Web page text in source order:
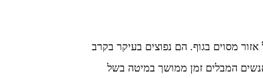
מסוים בגוף. הם נפוצים בעיקר בקרב
המבלים זמן ממושך במיטה בשל